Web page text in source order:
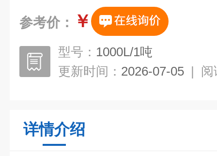
参考价： ￥
型号： 1000L/1吨
更新时间： 2026-07-05 | 阅
详情介绍